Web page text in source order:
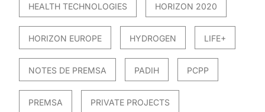
HEALTH TECHNOLOGIES HORIZON 2020
HORIZON EUROPE HYDROGEN LIFE+
NOTES DE PREMSA PADIH PCPP
PREMSA PRIVATE PROJECTS